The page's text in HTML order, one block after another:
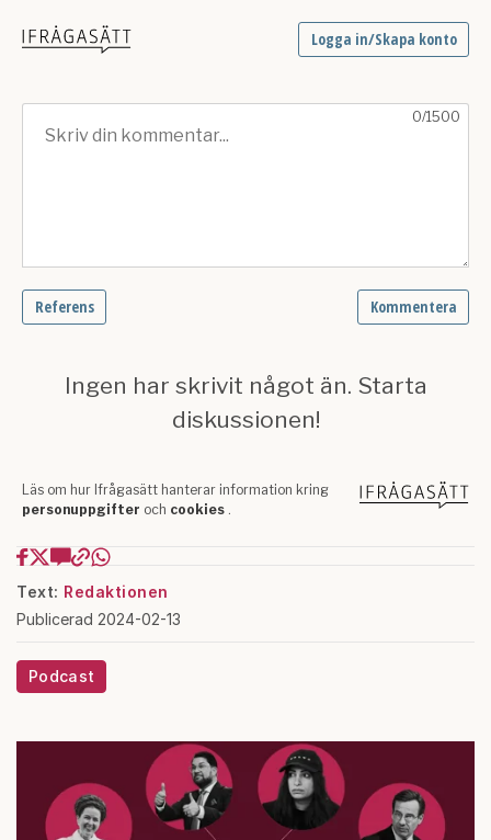
Text: Redaktionen
Publicerad 2024-02-13
Podcast